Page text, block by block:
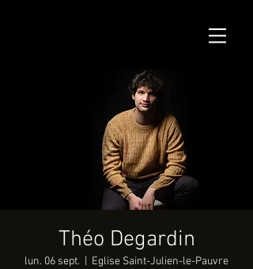
Théo Degardin
lun. 06 sept. Eglise Saint-Julien-le-Pauvre